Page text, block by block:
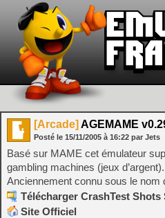
[Arcade] AGEMAME
Posté le 15/11/2005 à 16:22 par Jets
Basé sur MAME cet émulateur
gambling machines (jeux
Anciennement connu sous le nom
Télécharger CrashTest Shots
Site Officiel